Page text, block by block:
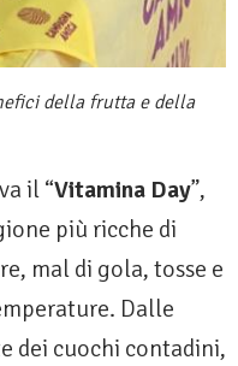
della frutta e della
il “Vitamina Day”,
più ricche di
mal di gola, tosse e
Dalle
dei cuochi contadini,